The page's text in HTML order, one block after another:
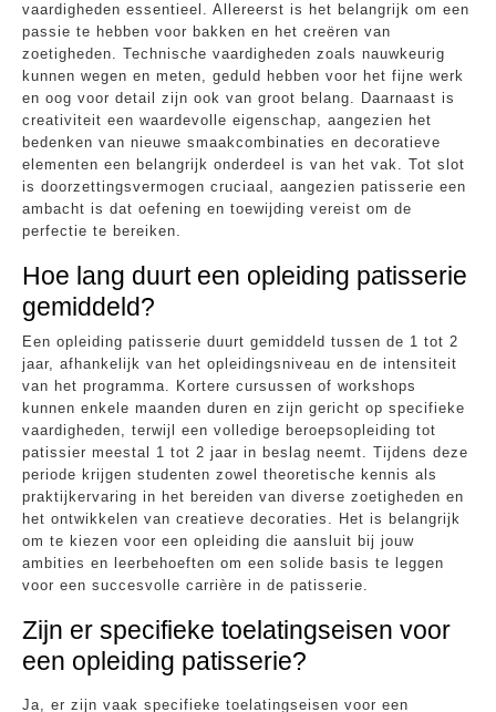
vaardigheden essentieel. Allereerst is het belangrijk om een
passie te hebben voor bakken en het creëren van
zoetigheden. Technische vaardigheden zoals nauwkeurig
kunnen wegen en meten, geduld hebben voor het fijne werk
en oog voor detail zijn ook van groot belang. Daarnaast is
creativiteit een waardevolle eigenschap, aangezien het
bedenken van nieuwe smaakcombinaties en decoratieve
elementen een belangrijk onderdeel is van het vak. Tot slot
is doorzettingsvermogen cruciaal, aangezien patisserie een
ambacht is dat oefening en toewijding vereist om de
perfectie te bereiken.
Hoe lang duurt een opleiding patisserie
gemiddeld?
Een opleiding patisserie duurt gemiddeld tussen de 1 tot 2
jaar, afhankelijk van het opleidingsniveau en de intensiteit
van het programma. Kortere cursussen of workshops
kunnen enkele maanden duren en zijn gericht op specifieke
vaardigheden, terwijl een volledige beroepsopleiding tot
patissier meestal 1 tot 2 jaar in beslag neemt. Tijdens deze
periode krijgen studenten zowel theoretische kennis als
praktijkervaring in het bereiden van diverse zoetigheden en
het ontwikkelen van creatieve decoraties. Het is belangrijk
om te kiezen voor een opleiding die aansluit bij jouw
ambities en leerbehoeften om een solide basis te leggen
voor een succesvolle carrière in de patisserie.
Zijn er specifieke toelatingseisen voor
een opleiding patisserie?
Ja, er zijn vaak specifieke toelatingseisen voor een